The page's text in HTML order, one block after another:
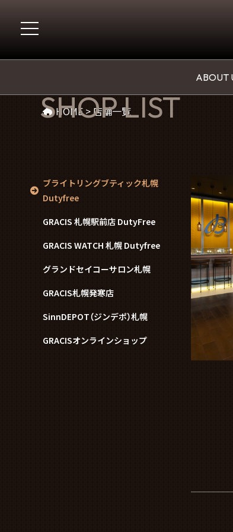
ABOUT
SHOP LIST
HOME>店舗一覧
ブライトリングブティック札幌
Dutyfree
GRACIS 札幌駅前店 DutyFree
GRACIS WATCH 札幌 Dutyfree
グランドセイコーサロン札幌
GRACIS札幌発寒店
SinnDEPOT（ジンデポ）札幌
GRACISオンラインショップ